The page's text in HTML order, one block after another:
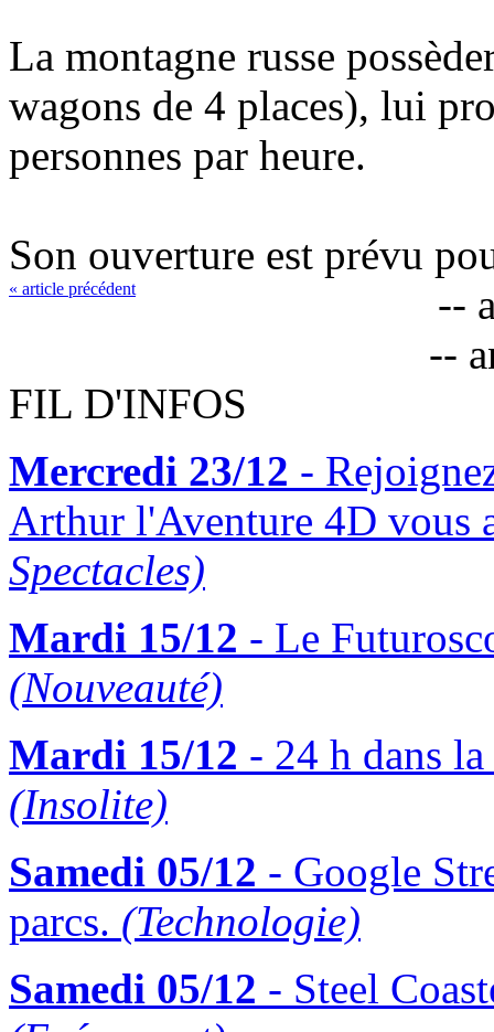
La montagne russe
wagons de 4 places), lui
personnes par heure.
Son ouverture est prévu
« article précédent
--
--
FIL D'INFOS
Mercredi 23/12 -
Arthur l'Aventure 4D vous
Spectacles)
Mardi 15/12 - Le
(Nouveauté)
Mardi 15/12 - 24 h dans
(Insolite)
Samedi 05/12 - Google
parcs. (Technologie)
Samedi 05/12 - Steel